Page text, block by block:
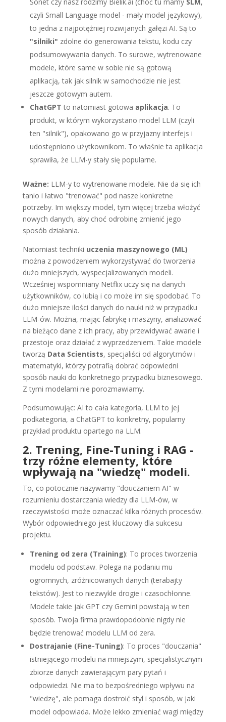
czyli Small Language model - mały model językowy),
to jedna z najpotężniej rozwijanych gałęzi AI. Są to
"silniki" zdolne do generowania tekstu, kodu czy
podsumowywania danych. To surowe, wytrenowane
modele, które same w sobie nie są gotową
aplikacją, tak jak silnik w samochodzie nie jest
jeszcze gotowym autem.
ChatGPT to natomiast gotowa aplikacja. To
produkt, w którym wykorzystano model LLM (czyli
ten "silnik"), opakowano go w przyjazny interfejs i
udostępniono użytkownikom. To właśnie ta aplikacja
sprawiła, że LLM-y stały się popularne.
Ważne: LLM-y to wytrenowane modele. Nie da się ich
tanio i łatwo "trenować" pod nasze konkretne
potrzeby. Im większy model, tym więcej trzeba włożyć
nowych danych, aby choć odrobinę zmienić jego
sposób działania.
Natomiast techniki uczenia maszynowego (ML)
można z powodzeniem wykorzystywać do tworzenia
dużo mniejszych, wyspecjalizowanych modeli.
Wcześniej wspomniany Netflix uczy się na danych
użytkowników, co lubią i co może im się spodobać. To
dużo mniejsze ilości danych do nauki niż w przypadku
LLM-ów. Można, mając fabrykę i maszyny, analizować
na bieżąco dane z ich pracy, aby przewidywać awarie i
przestoje oraz działać z wyprzedzeniem. Takie modele
tworzą Data Scientists, specjaliści od algorytmów i
matematyki, którzy potrafią dobrać odpowiedni
sposób nauki do konkretnego przypadku biznesowego.
Z tymi modelami nie porozmawiamy.
Podsumowując: AI to cała kategoria, LLM to jej
podkategoria, a ChatGPT to konkretny, popularny
przykład produktu opartego na LLM.
2. Trening, Fine-Tuning i RAG -
trzy różne elementy, które
wpływają na "wiedzę" modeli.
To, co potocznie nazywamy "douczaniem AI" w
rozumieniu dostarczania wiedzy dla LLM-ów, w
rzeczywistości może oznaczać kilka różnych procesów.
Wybór odpowiedniego jest kluczowy dla sukcesu
projektu.
Trening od zera (Training): To proces tworzenia
modelu od podstaw. Polega na podaniu mu
ogromnych, zróżnicowanych danych (terabajty
tekstów). Jest to niezwykle drogie i czasochłonne.
Modele takie jak GPT czy Gemini powstają w ten
sposób. Twoja firma prawdopodobnie nigdy nie
będzie trenować modelu LLM od zera.
Dostrajanie (Fine-Tuning): To proces "douczania"
istniejącego modelu na mniejszym, specjalistycznym
zbiorze danych zawierającym pary pytań i
odpowiedzi. Nie ma to bezpośredniego wpływu na
"wiedzę", ale pomaga dostroić styl i sposób, w jaki
model odpowiada. Może lekko zmieniać wagi między